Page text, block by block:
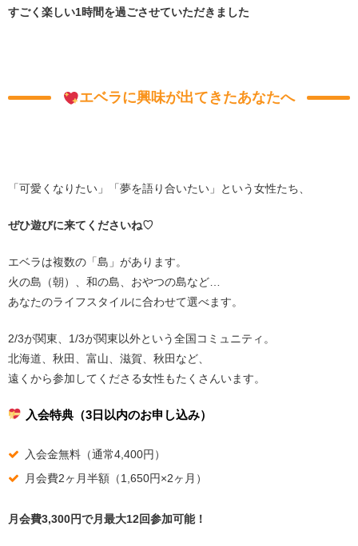
すごく楽しい1時間を過ごさせていただきました
エベラに興味が出てきたあなたへ
「可愛くなりたい」「夢を語り合いたい」という女性たち、
ぜひ遊びに来てくださいね♡
エベラは複数の「島」があります。
火の島（朝）、和の島、おやつの島など…
あなたのライフスタイルに合わせて選べます。
2/3が関東、1/3が関東以外という全国コミュニティ。
北海道、秋田、富山、滋賀、秋田など、
遠くから参加してくださる女性もたくさんいます。
入会特典（3日以内のお申し込み）
入会金無料（通常4,400円）
月会費2ヶ月半額（1,650円×2ヶ月）
月会費3,300円で月最大12回参加可能！